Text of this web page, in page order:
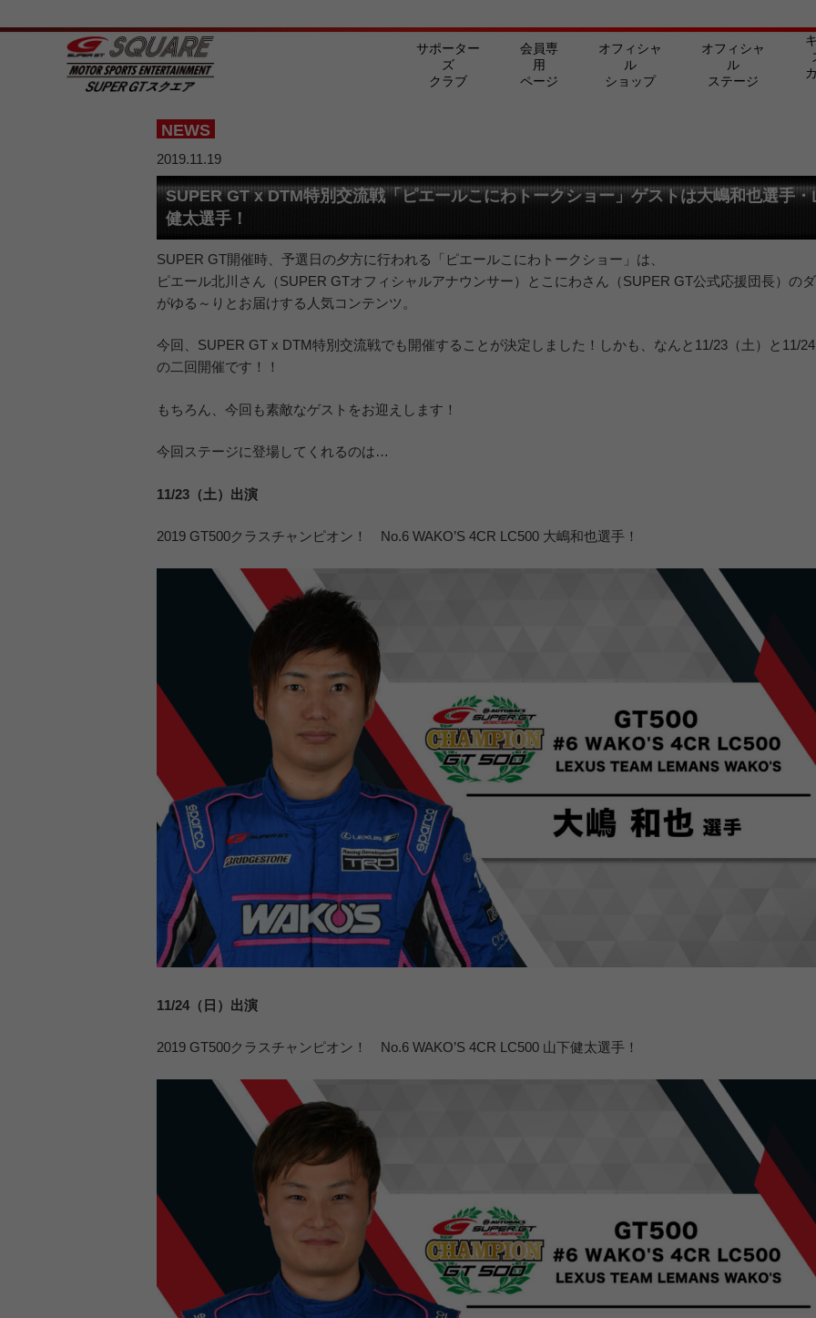
サポーター
ズ
クラブ
会員専
用
ページ
オフィシャ
ル
ショップ
オフィシャ
ル
ステージ
NEWS
2019.11.19
SUPER GT x DTM特別交流戦「ピエールこにわトークショー」ゲストは大嶋和也選手・
健太選手！
SUPER GT開催時、予選日の夕方に行われる「ピエールこにわトークショー」は、
ピエール北川さん（SUPER GTオフィシャルアナウンサー）とこにわさん（SUPER GT公式応援団長）の
がゆる～りとお届けする人気コンテンツ。
今回、SUPER GT x DTM特別交流戦でも開催することが決定しました！しかも、なんと11/23（土）と11/
の二回開催です！！
もちろん、今回も素敵なゲストをお迎えします！
今回ステージに登場してくれるのは…
11/23（土）出演
2019 GT500クラスチャンピオン！ No.6 WAKO’S 4CR LC500 大嶋和也選手！
11/24（日）出演
2019 GT500クラスチャンピオン！ No.6 WAKO’S 4CR LC500 山下健太選手！